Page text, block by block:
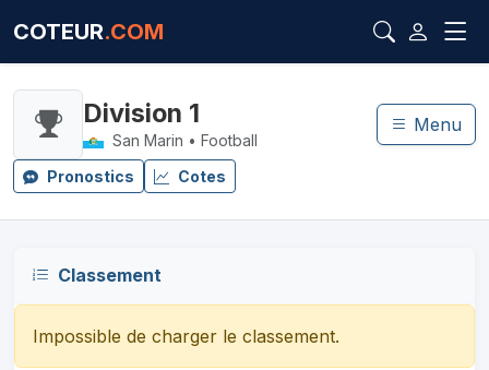
COTEUR.COM
Division 1
San Marin • Football
Menu
Pronostics Cotes
Classement
Impossible de charger le classement.